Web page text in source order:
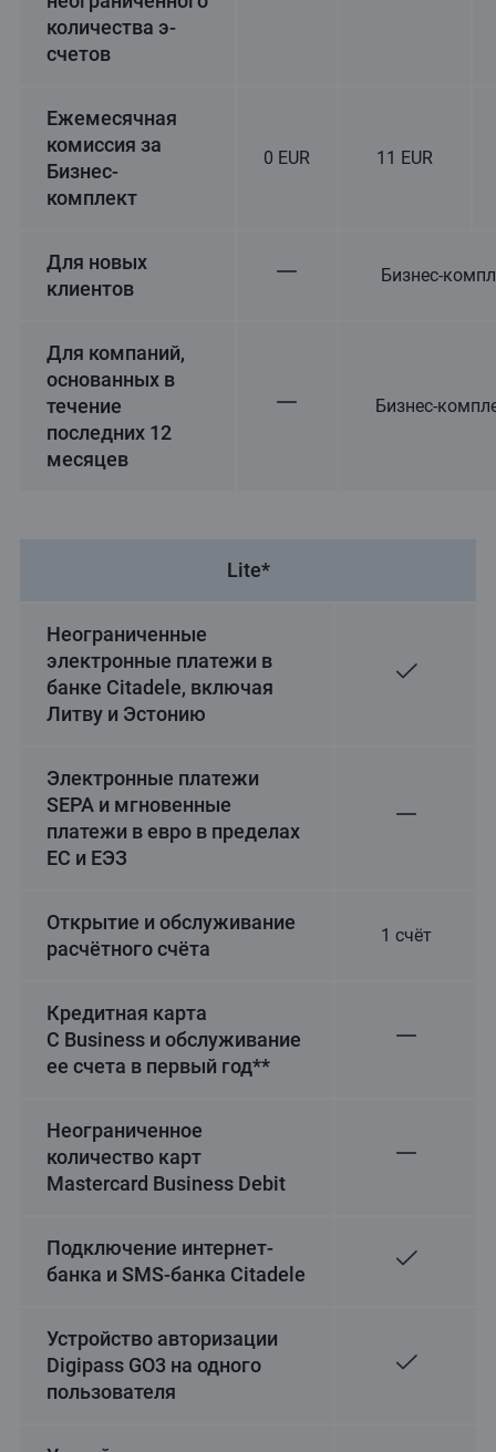
количества э-
счетов
Ежемесячная
комиссия за
Бизнес-
комплект
0 EUR 11 EUR
Для новых
клиентов
Бизнес-
Для компаний,
основанных в
течение
последних 12
месяцев
Бизнес-
Lite*
Неограниченные
электронные платежи в
банке Citadele, включая
Литву и Эстонию
Электронные платежи
SEPA и мгновенные
платежи в евро в пределах
ЕС и ЕЭЗ
Открытие и обслуживание
расчётного счёта
1 счёт
Кредитная карта
C Business и обслуживание
ее счета в первый год**
Неограниченное
количество карт
Mastercard Business Debit
Подключение интернет-
банка и SMS-банка Citadele
Устройство авторизации
Digipass GO3 на одного
пользователя